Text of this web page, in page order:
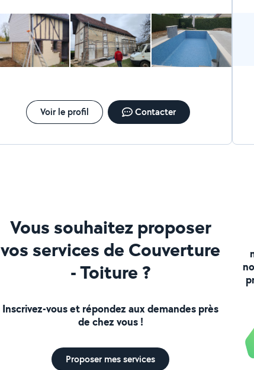
Voir le profil Contacter
Vous souhaitez proposer
vos services de Couverture
- Toiture ?
Inscrivez-vous et répondez aux demandes près
de chez vous !
Proposer mes services